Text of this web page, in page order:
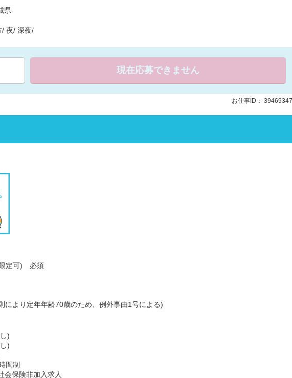
県
/ 夜/ 深夜/
現在応募できません
お仕事ID：
定可) 必須
により定年年齢70歳のため、例外事由1号による)
)
)
間制
会保険非加入求人